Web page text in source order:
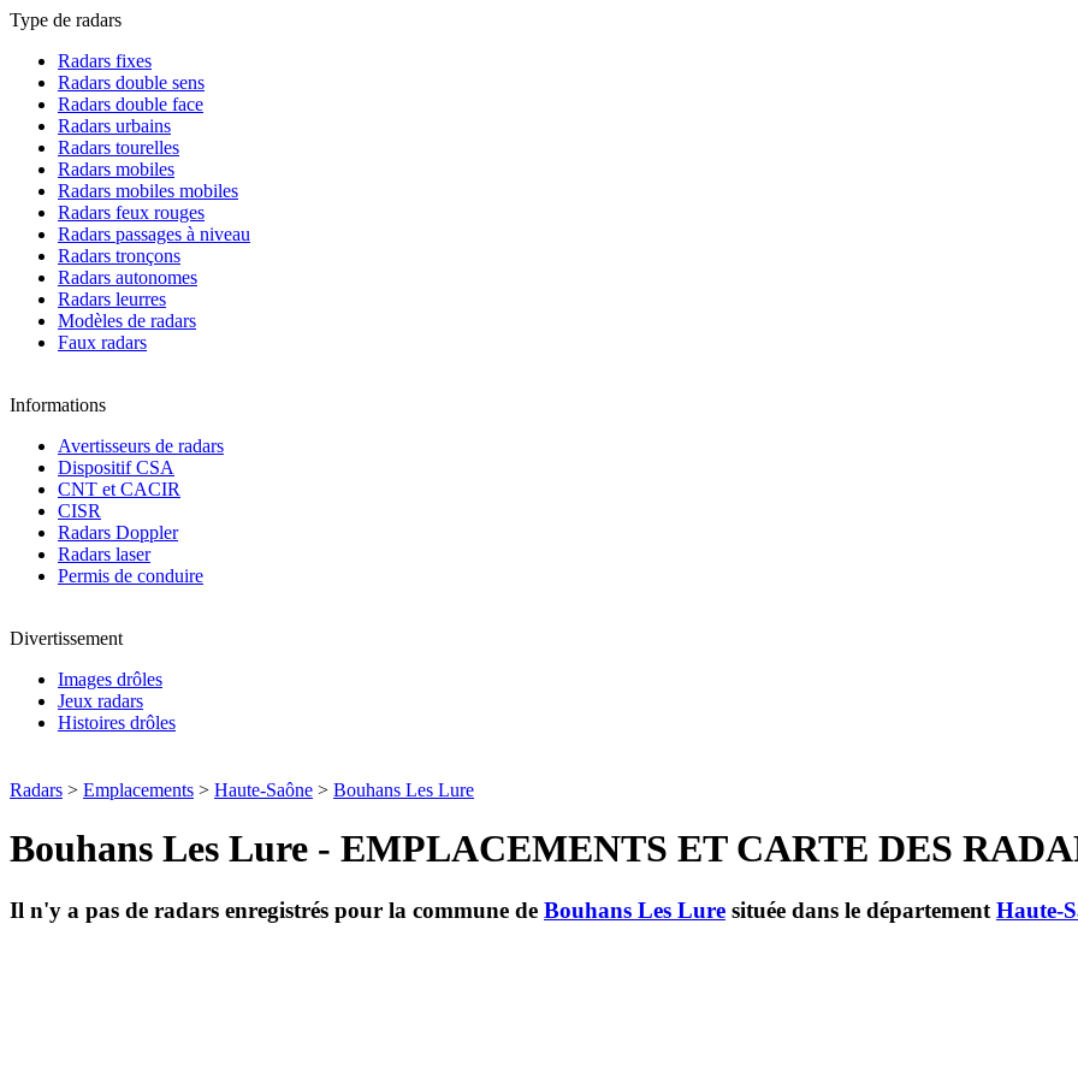
Type de radars
Radars fixes
Radars double sens
Radars double face
Radars urbains
Radars tourelles
Radars mobiles
Radars mobiles mobiles
Radars feux rouges
Radars passages à niveau
Radars tronçons
Radars autonomes
Radars leurres
Modèles de radars
Faux radars
Informations
Avertisseurs de radars
Dispositif CSA
CNT et CACIR
CISR
Radars Doppler
Radars laser
Permis de conduire
Divertissement
Images drôles
Jeux radars
Histoires drôles
Radars > Emplacements > Haute-Saône > Bouhans Les Lure
Bouhans Les Lure - EMPLACEMENTS ET CARTE DES
Il n'y a pas de radars enregistrés pour la commune de Bouhans Les Lure située dans le département Haute-